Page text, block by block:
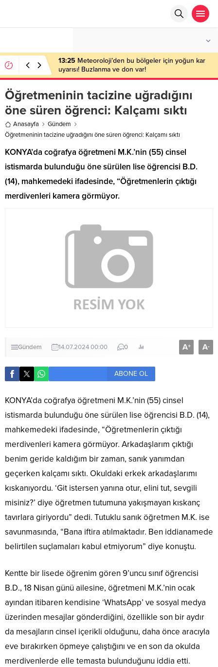
13:25 Meteoroloji’den bu bölgeler için yoğun kar
uyarısı! Buzlanma ve don var!
Öğretmeninin tacizine uğradığını
öne süren öğrenci: Kalçamı sıktı
Anasayfa
Gündem
Öğretmeninin tacizine uğradığını öne süren öğrenci: Kalçamı sıktı
KONYA’da coğrafya öğretmeni M.K.’nin (55) cinsel
istismarda bulunduğu öne sürülen lise öğrencisi B.D.
(14), mahkemedeki ifadesinde, “Öğretmenlerin çıktığı
merdivenleri kamera görmüyor.
Gündem 14.07.2024 00:00 0 A+ A-
ABONE OL
KONYA’da coğrafya öğretmeni M.K.’nin (55) cinsel
istismarda bulunduğu öne sürülen lise öğrencisi B.D. (14),
mahkemedeki ifadesinde, “Öğretmenlerin çıktığı
merdivenleri kamera görmüyor. Arkadaşlarım çıktığı
benim geride kaldığım bir zaman, sanık yanımdan
geçerken kalçamı sıktı. Okuldaki erkek arkadaşlarımı
kıskanıyordu. ‘Git istersen yanına otur, elini tut, sevgili
misiniz?’ diye öğretmen tutumuna yakışmayan kıskanç
tavırlara giriyordu” dedi. Tutuklu sanık öğretmen M.K. ise
savunmasında, “Bana iftira atılmaktadır. Ben iddianamede
belirtilen suçlamaları kabul etmiyorum” diye konuştu.
Kentte bir lisede öğrenim gören 9’uncu sınıf öğrencisi
B.D., 18 Nisan günü ailesine, öğretmeni M.K.’nin ocak
ayından itibaren kendisine ‘WhatsApp’ ve sosyal medya
üzerinden mesajlar gönderdiğini, özellikle son bir aydır
da mesajların cinsel içerikli olduğunu, daha önce aracıyla
eve bırakırken öpmeye çalıştığını ve en son da okulda
merdivenlerde elle temasta bulunduğunu iddia etti.